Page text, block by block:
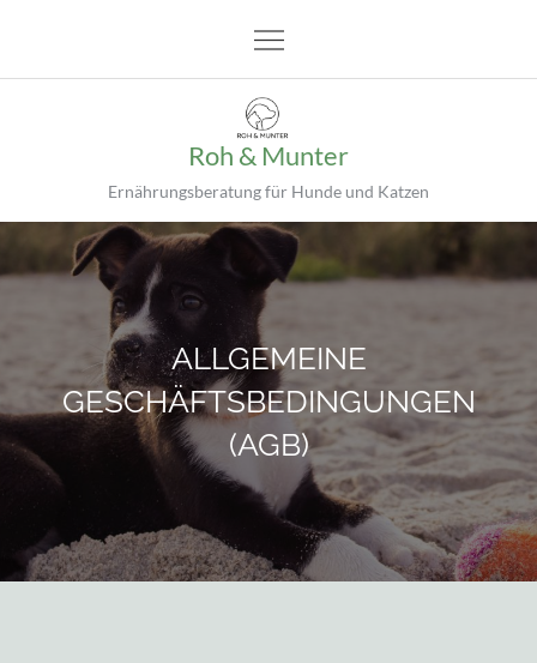
content
Roh & Munter
Ernährungsberatung für Hunde und Katzen
ALLGEMEINE
GESCHÄFTSBEDINGUNGEN
(AGB)